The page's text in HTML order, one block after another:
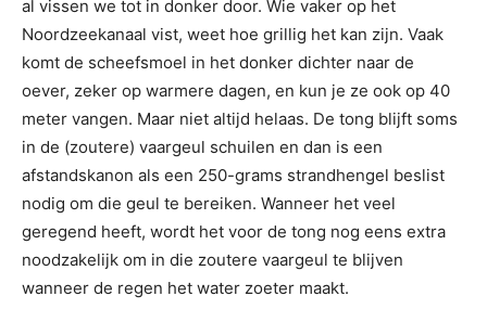
al vissen we tot in donker door. Wie vaker op het
Noordzeekanaal vist, weet hoe grillig het kan zijn. Vaak
komt de scheefsmoel in het donker dichter naar de
oever, zeker op warmere dagen, en kun je ze ook op 40
meter vangen. Maar niet altijd helaas. De tong blijft soms
in de (zoutere) vaargeul schuilen en dan is een
afstandskanon als een 250-grams strandhengel beslist
nodig om die geul te bereiken. Wanneer het veel
geregend heeft, wordt het voor de tong nog eens extra
noodzakelijk om in die zoutere vaargeul te blijven
wanneer de regen het water zoeter maakt.